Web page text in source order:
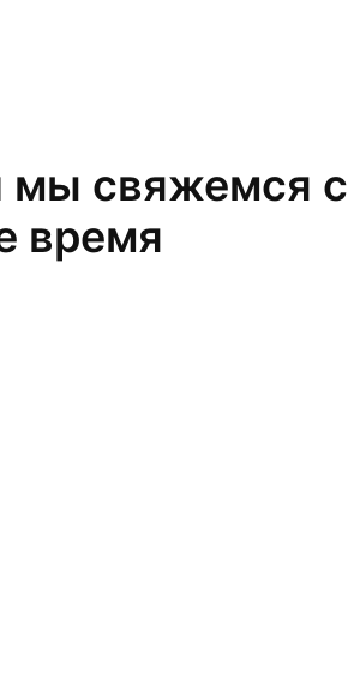
мы свяжемся с
время